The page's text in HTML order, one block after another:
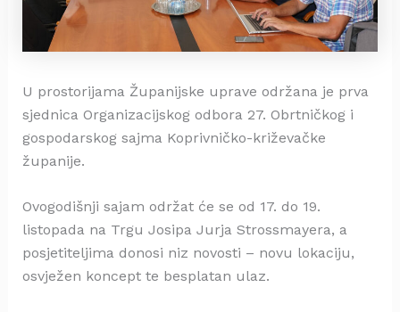
U prostorijama Županijske uprave održana je prva
sjednica Organizacijskog odbora 27. Obrtničkog i
gospodarskog sajma Koprivničko-križevačke
županije.
Ovogodišnji sajam održat će se od 17. do 19.
listopada na Trgu Josipa Jurja Strossmayera, a
posjetiteljima donosi niz novosti – novu lokaciju,
osvježen koncept te besplatan ulaz.